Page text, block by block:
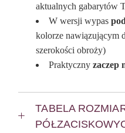
aktualnych gabarytów
W wersji wypas
kolorze nawiązującym
szerokości obroży)
Praktyczny zaczep
TABELA